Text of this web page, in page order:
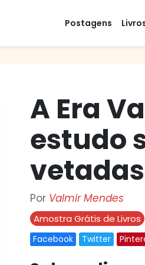
Postagens
A Era
estudo
Por Valmir Mendes
Amostra Grátis de Livros
Facebook Twitter